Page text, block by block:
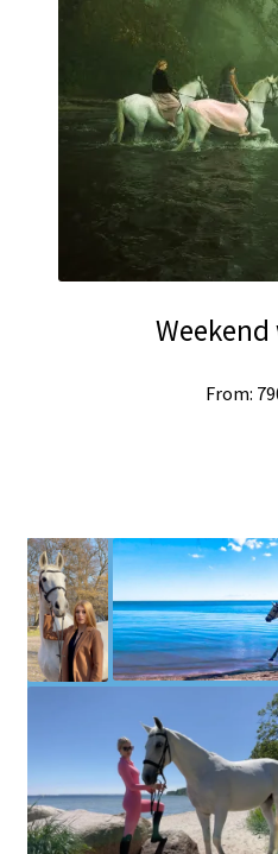
From: